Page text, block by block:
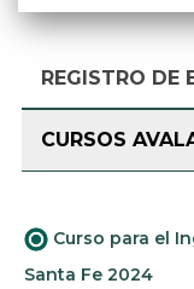
REGISTRO DE
CURSOS
Curso para el
Santa Fe 2024